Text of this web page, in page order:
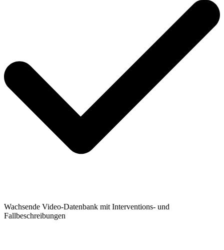
Wachsende Video-Datenbank mit Interventions- und
Fallbeschreibungen